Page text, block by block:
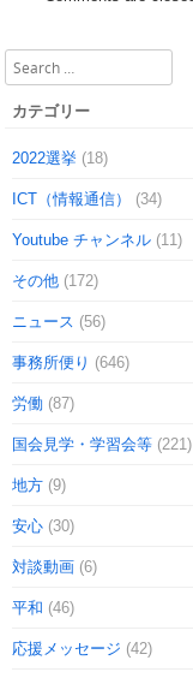
Search
カテゴリー
2022選挙 (18)
ICT（情報通信） (34)
Youtube チャンネル (11)
その他 (172)
ニュース (56)
事務所便り (646)
労働 (87)
国会見学・学習会等 (221)
地方 (9)
安心 (30)
対談動画 (6)
平和 (46)
応援メッセージ (42)